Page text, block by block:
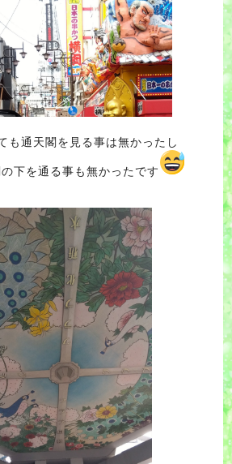
も通天閣を見る事は無かったし
下を通る事も無かったです